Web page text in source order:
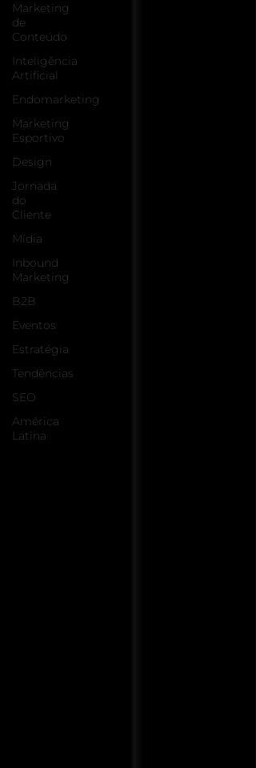
Marketing
de
Conteúdo
Inteligência
Artificial
Endomarketing
Marketing
Esportivo
Design
Jornada
do
Cliente
Mídia
Inbound
Marketing
B2B
Eventos
Estratégia
Tendências
SEO
América
Latina